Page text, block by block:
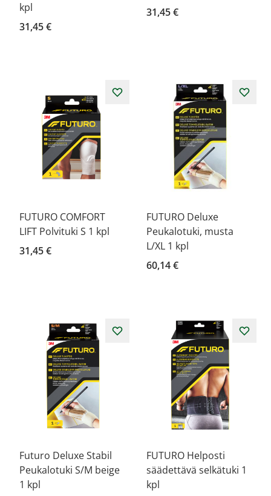
kpl
31,45 €
31,45 €
FUTURO COMFORT
LIFT Polvituki S 1 kpl
31,45 €
FUTURO Deluxe
Peukalotuki, musta
L/XL 1 kpl
60,14 €
Futuro Deluxe Stabil
Peukalotuki S/M beige
1 kpl
FUTURO Helposti
säädettävä selkätuki 1
kpl